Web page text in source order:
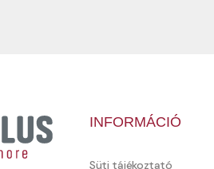
INFORMÁCIÓ
Süti tájékoztató